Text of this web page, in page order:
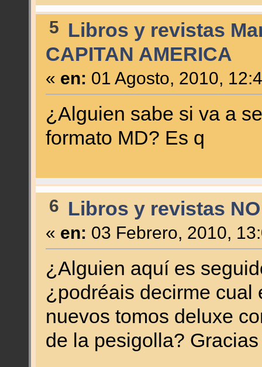
5 Libros y revistas
CAPITAN AMERICA
« en: 01 Agosto, 2010,
¿Alguien sabe si va a
formato MD? Es q
6 Libros y revistas
« en: 03 Febrero, 2010,
¿Alguien aquí es
¿podréais decirme cual
nuevos tomos deluxe
de la pesigolla? Gracias